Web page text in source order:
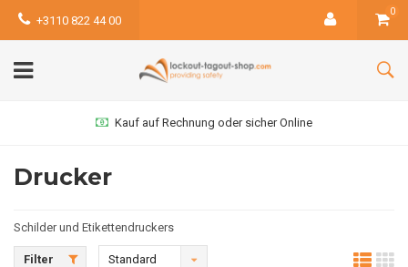
+3110 822 44 00
0
Kauf auf Rechnung oder sicher Online
Drucker
Schilder und Etikettendruckers
Filter Standard